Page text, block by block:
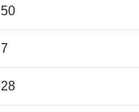
50
7
28